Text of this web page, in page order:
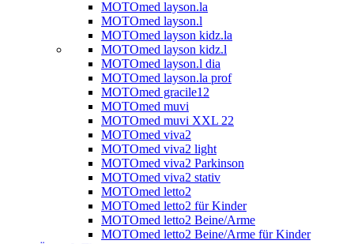
MOTOmed layson.la
MOTOmed layson.l
MOTOmed layson kidz.la
MOTOmed layson kidz.l
MOTOmed layson.l dia
MOTOmed layson.la prof
MOTOmed gracile12
MOTOmed muvi
MOTOmed muvi XXL 22
MOTOmed viva2
MOTOmed viva2 light
MOTOmed viva2 Parkinson
MOTOmed viva2 stativ
MOTOmed letto2
MOTOmed letto2 für Kinder
MOTOmed letto2 Beine/Arme
MOTOmed letto2 Beine/Arme für Kinder